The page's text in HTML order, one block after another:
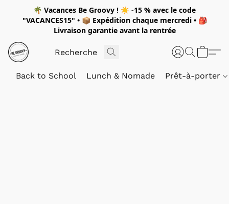
🌴 Vacances Be Groovy ! ☀️ -15 % avec le code
"VACANCES15" • 📦 Expédition chaque mercredi• 🎒
Livraison garantie avant la rentrée
Back to School Lunch & Nomade Prêt-à-porter